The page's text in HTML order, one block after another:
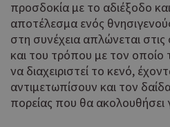
προσδοκία με το αδιέξοδο
αποτέλεσμα ενός
στη συνέχεια απλώνεται
και του τρόπου με τον οποίο
να διαχειριστεί το κενό,
αντιμετωπίσουν και τον
πορείας που θα ακολουθήσει